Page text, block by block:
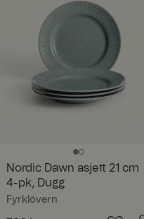
Nordic Dawn asjett 21 cm
4-pk, Dugg
Fyrklövern